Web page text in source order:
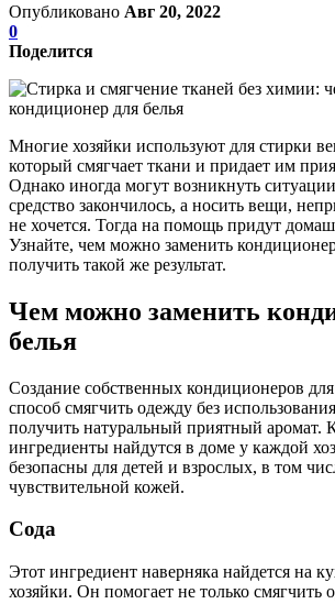
Опубликовано Авг 20, 2022
0
Поделится
Многие хозяйки используют для стирки
который смягчает ткани и придает им
Однако иногда могут возникнуть
средство закончилось, а носить вещи,
не хочется. Тогда на помощь придут
Узнайте, чем можно заменить
получить такой же результат.
Чем можно заменить
белья
Создание собственных кондиционеров
способ смягчить одежду без
получить натуральный приятный аромат.
ингредиенты найдутся в доме у каждой
безопасны для детей и взрослых, в том
чувствительной кожей.
Сода
Этот ингредиент наверняка найдется на
хозяйки. Он помогает не только смягчить